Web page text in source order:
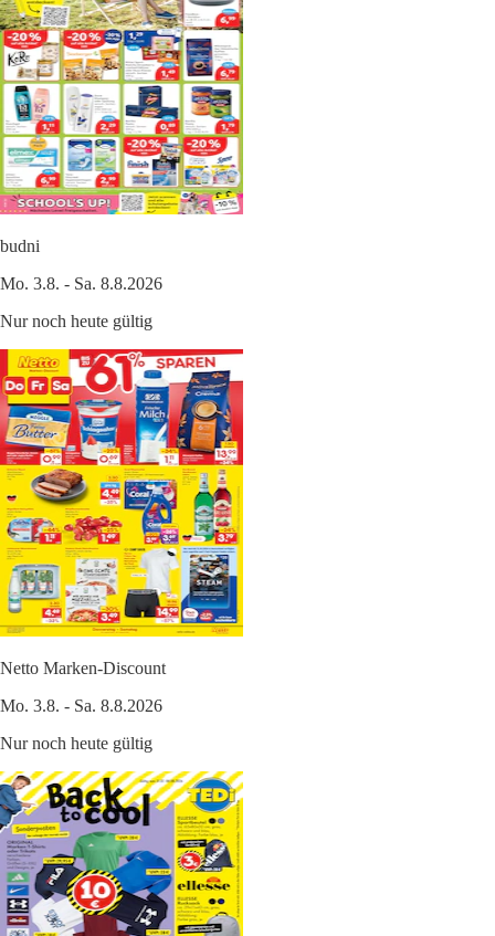
budni
Mo. 3.8. - Sa. 8.8.2026
Nur noch heute gültig
Netto Marken-Discount
Mo. 3.8. - Sa. 8.8.2026
Nur noch heute gültig